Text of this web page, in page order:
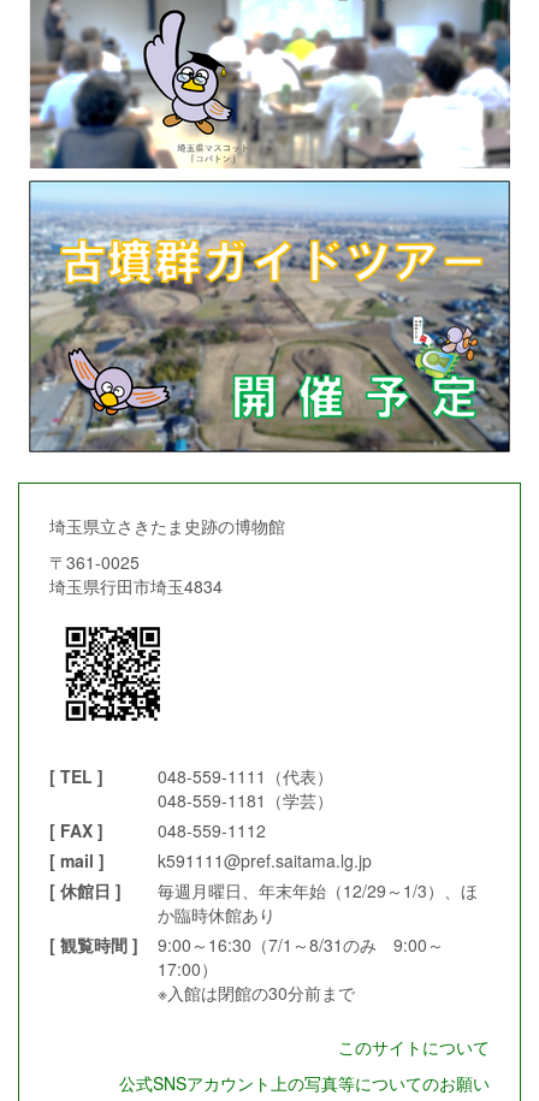
埼玉県立さきたま史跡の博物館
〒361-0025
埼玉県行田市埼玉4834
[ TEL ]
048-559-1111（代表）
048-559-1181（学芸）
[ FAX ]
048-559-1112
[ mail ]
k591111@pref.saitama.lg.jp
[ 休館日 ]
毎週月曜日、年末年始（12/29～1/3）、ほ
か臨時休館あり
[ 観覧時間 ]
9:00～16:30（7/1～8/31のみ 9:00～
17:00）
※入館は閉館の30分前まで
このサイトについて
公式SNSアカウント上の写真等についてのお願い